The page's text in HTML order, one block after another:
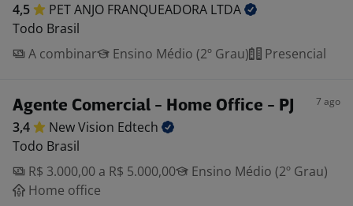
4,5 PET ANJO FRANQUEADORA LTDA
Todo Brasil
A combinar
Ensino Médio (2º Grau) Presencial
Agente Comercial - Home Office - PJ 7 ago
3,4 New Vision Edtech
Todo Brasil
R$ 3.000,00 a R$ 5.000,00
Ensino Médio (2º Grau)
Home office